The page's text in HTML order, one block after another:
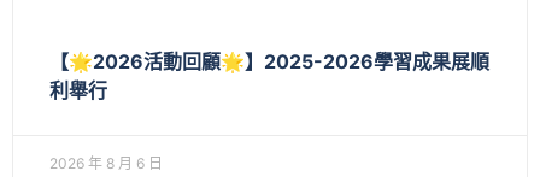
【🌟2026活動回顧🌟】2025-2026學習成果展順
利舉行
2026 年 8 月 6 日